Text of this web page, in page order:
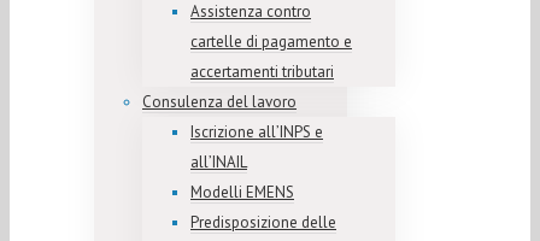
Assistenza contro
cartelle di pagamento e
accertamenti tributari
Consulenza del lavoro
Iscrizione all’INPS e
all’INAIL
Modelli EMENS
Predisposizione delle